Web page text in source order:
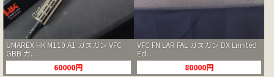
UMAREX HK M110 A1 ガスガン VFC
GBB ガ...
60000円
VFC FN LAR FAL ガスガン DX Limited
Ed...
80000円